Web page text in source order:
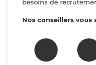
besoins de
Nos conseillers vous